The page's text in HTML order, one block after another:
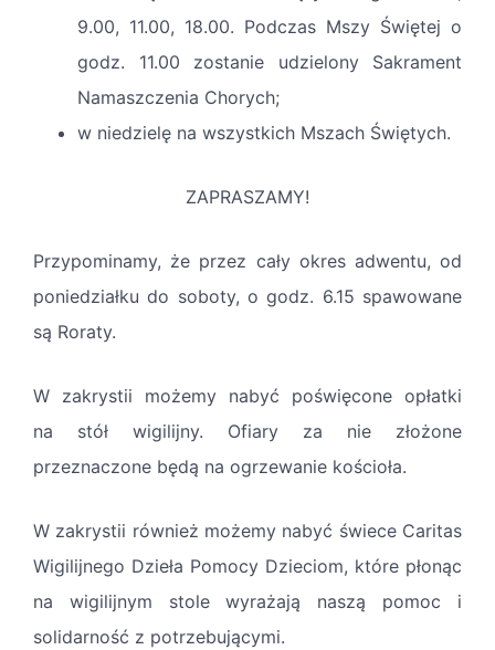
9.00, 11.00, 18.00. Podczas Mszy Świętej o
godz. 11.00 zostanie udzielony Sakrament
Namaszczenia Chorych;
w niedzielę na wszystkich Mszach Świętych.
ZAPRASZAMY!
Przypominamy, że przez cały okres adwentu, od
poniedziałku do soboty, o godz. 6.15 spawowane
są Roraty.
W zakrystii możemy nabyć poświęcone opłatki
na stół wigilijny. Ofiary za nie złożone
przeznaczone będą na ogrzewanie kościoła.
W zakrystii również możemy nabyć świece Caritas
Wigilijnego Dzieła Pomocy Dzieciom, które płonąc
na wigilijnym stole wyrażają naszą pomoc i
solidarność z potrzebującymi.